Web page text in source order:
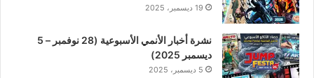
19 ديسمبر، 2025
نشرة أخبار الأنمي الأسبوعية (28 نوفمبر – 5
ديسمبر 2025)
5 ديسمبر، 2025